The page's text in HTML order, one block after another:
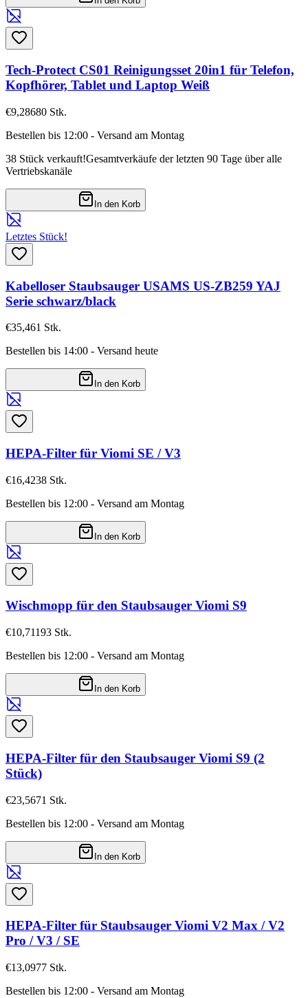
Tech-Protect CS01 Reinigungsset 20in1 für Telefon,
Kopfhörer, Tablet und Laptop Weiß
€9,28680 Stk.
Bestellen bis 12:00 - Versand am Montag
38 Stück verkauft!Gesamtverkäufe der letzten 90 Tage über alle
Vertriebskanäle
In den Korb
Letztes Stück!
Kabelloser Staubsauger USAMS US-ZB259 YAJ
Serie schwarz/black
€35,461 Stk.
Bestellen bis 14:00 - Versand heute
In den Korb
HEPA-Filter für Viomi SE / V3
€16,4238 Stk.
Bestellen bis 12:00 - Versand am Montag
In den Korb
Wischmopp für den Staubsauger Viomi S9
€10,71193 Stk.
Bestellen bis 12:00 - Versand am Montag
In den Korb
HEPA-Filter für den Staubsauger Viomi S9 (2
Stück)
€23,5671 Stk.
Bestellen bis 12:00 - Versand am Montag
In den Korb
HEPA-Filter für Staubsauger Viomi V2 Max / V2
Pro / V3 / SE
€13,0977 Stk.
Bestellen bis 12:00 - Versand am Montag